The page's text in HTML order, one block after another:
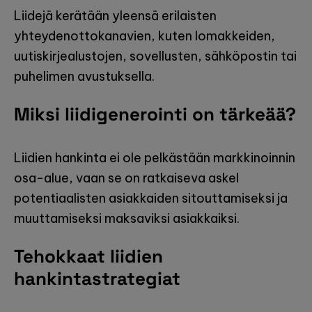
Liidejä kerätään yleensä erilaisten
yhteydenottokanavien, kuten lomakkeiden,
uutiskirjealustojen, sovellusten, sähköpostin tai
puhelimen avustuksella.
Miksi liidigenerointi on tärkeää?
Liidien hankinta ei ole pelkästään markkinoinnin
osa-alue, vaan se on ratkaiseva askel
potentiaalisten asiakkaiden sitouttamiseksi ja
muuttamiseksi maksaviksi asiakkaiksi.
Tehokkaat liidien
hankintastrategiat